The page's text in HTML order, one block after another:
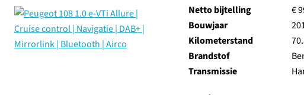
Netto bijtelling
€
Bouwjaar
Kilometerstand
Brandstof
Transmissie